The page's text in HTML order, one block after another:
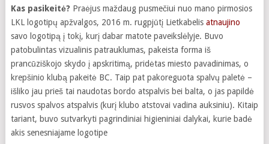
Kas pasikeitė? Praėjus maždaug pusmečiui nuo mano pirmosios
LKL logotipų apžvalgos, 2016 m. rugpjūtį Lietkabelis atnaujino
savo logotipą į tokį, kurį dabar matote paveikslėlyje. Buvo
patobulintas vizualinis patrauklumas, pakeista forma iš
prancūziškojo skydo į apskritimą, pridėtas miesto pavadinimas, o
krepšinio klubą pakeitė BC. Taip pat pakoreguota spalvų paletė –
išliko jau prieš tai naudotas bordo atspalvis bei balta, o jas papildė
rusvos spalvos atspalvis (kurį klubo atstovai vadina auksiniu). Kitaip
tariant, buvo sutvarkyti pagrindiniai higieniniai dalykai, kurie badė
akis senesniajame logotipe